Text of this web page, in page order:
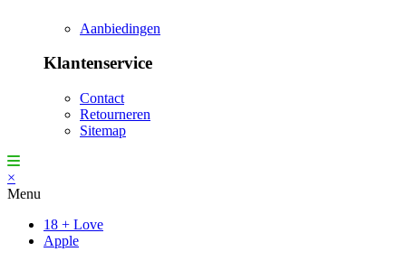
Aanbiedingen
Klantenservice
Contact
Retourneren
Sitemap
×
Menu
18 + Love
Apple